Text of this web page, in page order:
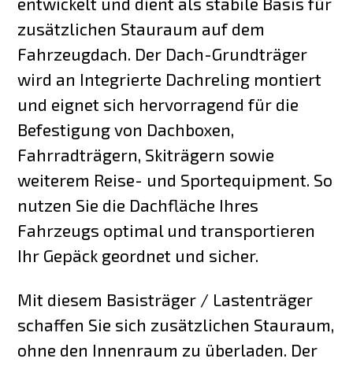
zusätzlichen Stauraum auf dem
Fahrzeugdach. Der Dach-Grundträger
wird an Integrierte Dachreling montiert
und eignet sich hervorragend für die
Befestigung von Dachboxen,
Fahrradträgern, Skiträgern sowie
weiterem Reise- und Sportequipment. So
nutzen Sie die Dachfläche Ihres
Fahrzeugs optimal und transportieren
Ihr Gepäck geordnet und sicher.
Mit diesem Basisträger / Lastenträger
schaffen Sie sich zusätzlichen Stauraum,
ohne den Innenraum zu überladen. Der